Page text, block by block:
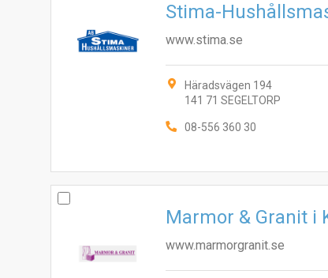
Stima-
www.stima.se
Häradsvägen 194
141 71 SEGELTORP
08-556 360 30
Marmor & Granit i
www.marmorgranit.se